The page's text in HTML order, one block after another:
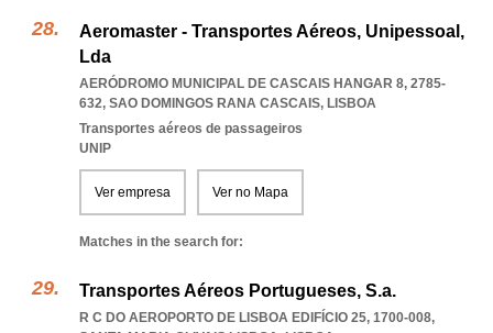
Aeromaster - Transportes Aéreos, Unipessoal,
Lda
AERÓDROMO MUNICIPAL DE CASCAIS HANGAR 8, 2785-
632, SAO DOMINGOS RANA CASCAIS, LISBOA
Transportes aéreos de passageiros
UNIP
Ver empresa Ver no Mapa
Matches in the search for:
Transportes Aéreos Portugueses, S.a.
R C DO AEROPORTO DE LISBOA EDIFÍCIO 25, 1700-008,